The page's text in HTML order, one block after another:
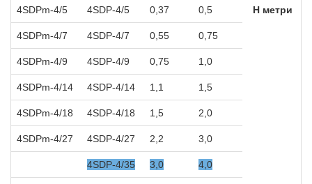
4SDPm-4/5 4SDP-4/5 0,37 0,5 Н метри
4SDPm-4/7 4SDP-4/7 0,55 0,75
4SDPm-4/9 4SDP-4/9 0,75 1,0
4SDPm-4/14 4SDP-4/14 1,1 1,5
4SDPm-4/18 4SDP-4/18 1,5 2,0
4SDPm-4/27 4SDP-4/27 2,2 3,0
4SDP-4/35 3,0 4,0